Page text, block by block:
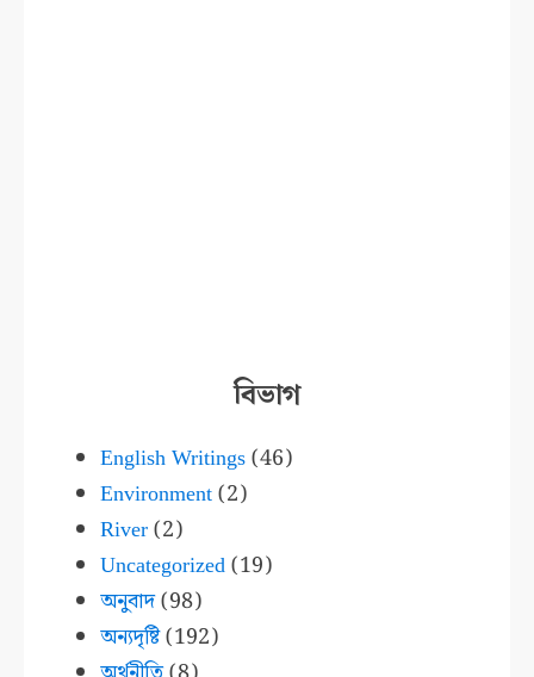
বিভাগ
English Writings(46)
Environment(2)
River(2)
Uncategorized(19)
অনুবাদ(98)
অন্যদৃষ্টি(192)